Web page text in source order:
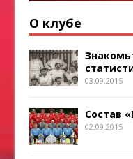
О клубе
03.09.2015
Состав
02.09.2015